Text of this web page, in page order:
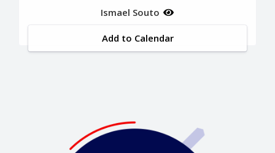
Ismael Souto
Add to Calendar